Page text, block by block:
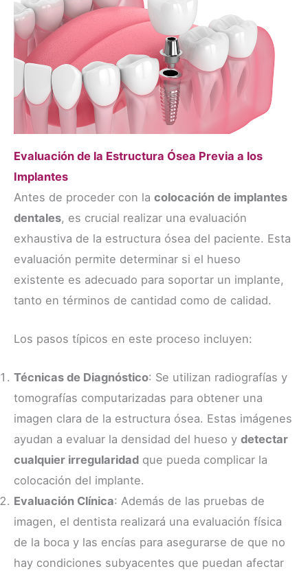
Evaluación de la Estructura Ósea Previa a los
Implantes
Antes de proceder con la colocación de implantes
dentales, es crucial realizar una evaluación
exhaustiva de la estructura ósea del paciente. Esta
evaluación permite determinar si el hueso
existente es adecuado para soportar un implante,
tanto en términos de cantidad como de calidad.
Los pasos típicos en este proceso incluyen:
Técnicas de Diagnóstico: Se utilizan radiografías y
tomografías computarizadas para obtener una
imagen clara de la estructura ósea. Estas imágenes
ayudan a evaluar la densidad del hueso y detectar
cualquier irregularidad que pueda complicar la
colocación del implante.
Evaluación Clínica: Además de las pruebas de
imagen, el dentista realizará una evaluación física
de la boca y las encías para asegurarse de que no
hay condiciones subyacentes que puedan afectar